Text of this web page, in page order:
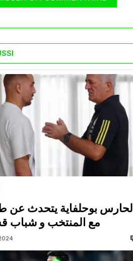
الحارس بوحلفاية يتحدث عن
مع المنتخب و شباب